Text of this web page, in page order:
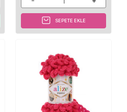
SEPETE EKLE